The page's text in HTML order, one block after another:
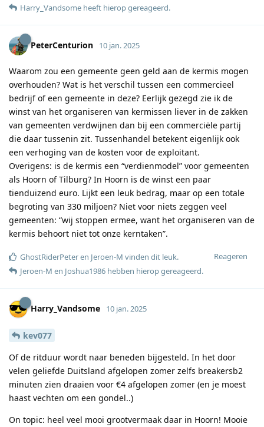
Harry_Vandsome heeft hierop gereageerd.
PeterCenturion 10 jan. 2025
Waarom zou een gemeente geen geld aan de kermis mogen
overhouden? Wat is het verschil tussen een commercieel
bedrijf of een gemeente in deze? Eerlijk gezegd zie ik de
winst van het organiseren van kermissen liever in de zakken
van gemeenten verdwijnen dan bij een commerciële partij
die daar tussenin zit. Tussenhandel betekent eigenlijk ook
een verhoging van de kosten voor de exploitant.
Overigens: is de kermis een “verdienmodel” voor gemeenten
als Hoorn of Tilburg? In Hoorn is de winst een paar
tienduizend euro. Lijkt een leuk bedrag, maar op een totale
begroting van 330 miljoen? Niet voor niets zeggen veel
gemeenten: “wij stoppen ermee, want het organiseren van de
kermis behoort niet tot onze kerntaken”.
Reageren
GhostRiderPeteren Jeroen-M vinden dit leuk.
Jeroen-M en Joshua1986 hebben hierop gereageerd.
Harry_Vandsome 10 jan. 2025
kev077
Of de ritduur wordt naar beneden bijgesteld. In het door
velen geliefde Duitsland afgelopen zomer zelfs breakersb2
minuten zien draaien voor €4 afgelopen zomer (en je moest
haast vechten om een gondel..)
On topic: heel veel mooi grootvermaak daar in Hoorn! Mooie